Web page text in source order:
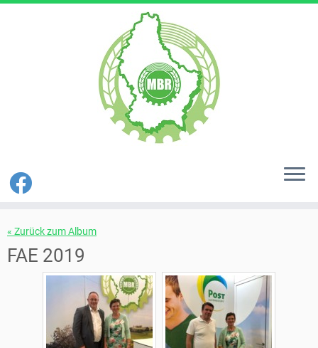
Inhalt
springen
« Zurück zum Album
FAE 2019